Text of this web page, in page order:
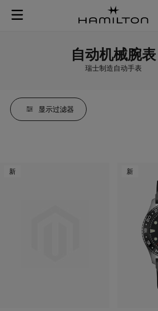
自动机械腕表
瑞士制造自动手表
显示过滤器
新 新